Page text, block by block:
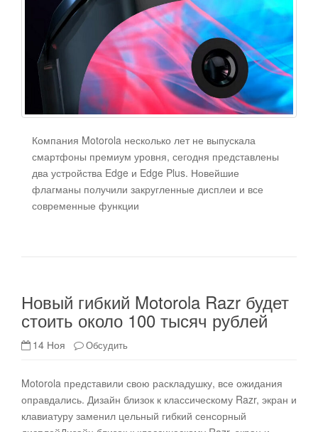
Компания Motorola несколько лет не выпускала
смартфоны премиум уровня, сегодня представлены
два устройства Edge и Edge Plus. Новейшие
флагманы получили закругленные дисплеи и все
современные функции
Новый гибкий Motorola Razr будет
стоить около 100 тысяч рублей
14 Ноя Обсудить
Motorola представили свою раскладушку, все ожидания
оправдались. Дизайн близок к классическому Razr, экран и
клавиатуру заменил цельный гибкий сенсорный